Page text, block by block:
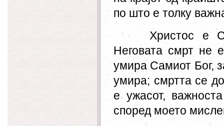
по што е толку
Христос е
Неговата смрт не
умира Самиот Бог,
умира; смртта се
е ужасот,
според моето